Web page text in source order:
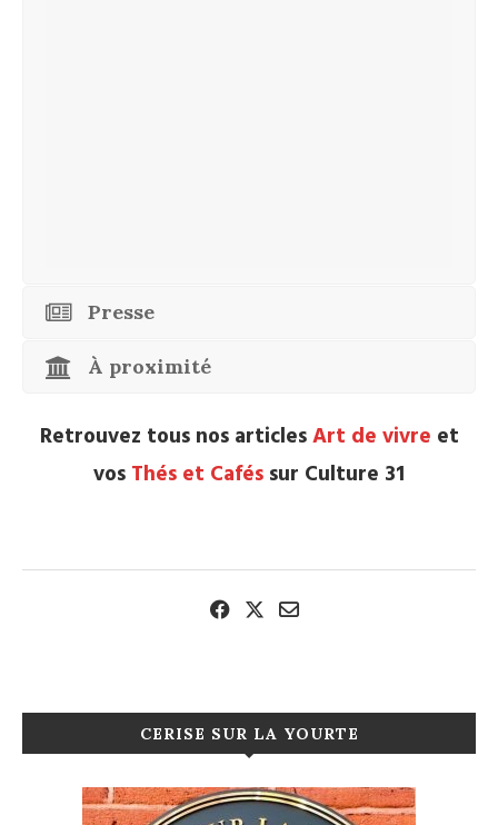
Presse
À proximité
Retrouvez tous nos articlesArt de vivre et
vos Thés et Cafés sur Culture 31
CERISE SUR LA YOURTE